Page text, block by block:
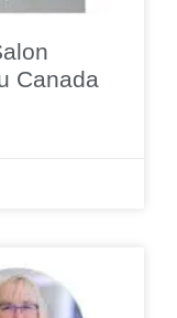
Canada